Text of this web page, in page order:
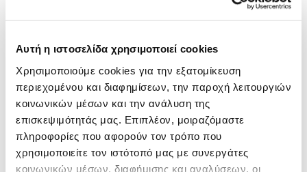
Αυτή η ιστοσελίδα χρησιμοποιεί cookies
Χρησιμοποιούμε cookies για την εξατομίκευση
περιεχομένου και διαφημίσεων, την παροχή λειτουργιών
κοινωνικών μέσων και την ανάλυση της
επισκεψιμότητάς μας. Επιπλέον, μοιραζόμαστε
πληροφορίες που αφορούν τον τρόπο που
χρησιμοποιείτε τον ιστότοπό μας με συνεργάτες
κοινωνικών μέσων, διαφήμισης και αναλύσεων, οι
Concealed Duct Standard Serie 4 MMD
Concealed Duct Standard Serie 6 MMD
6BH
Floor Standing Concealed Serie 1 MML